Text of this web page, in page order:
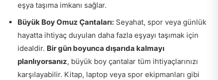
eşya taşıma imkanı sağlar.
Büyük Boy Omuz Çantaları: Seyahat, spor veya günlük
hayatta ihtiyaç duyulan daha fazla eşyayı taşımak için
idealdir. Bir gün boyunca dışarıda kalmayı
planlıyorsanız, büyük boy çantalar tüm ihtiyaçlarınızı
karşılayabilir. Kitap, laptop veya spor ekipmanları gibi